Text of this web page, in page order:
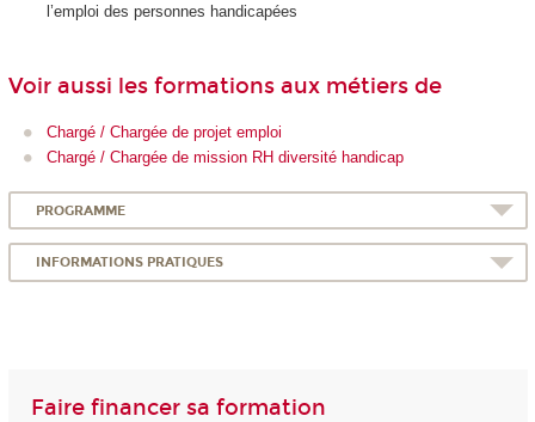
l’emploi des personnes handicapées
Voir aussi les formations aux métiers de
Chargé / Chargée de projet emploi
Chargé / Chargée de mission RH diversité handicap
PROGRAMME
INFORMATIONS PRATIQUES
Faire financer sa formation